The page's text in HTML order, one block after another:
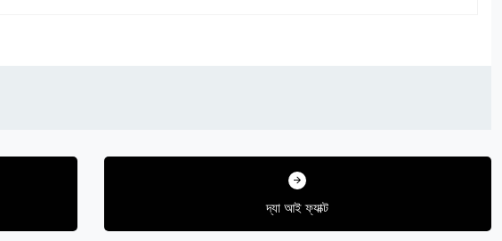
দ্যা আই ফ্যাক্ট